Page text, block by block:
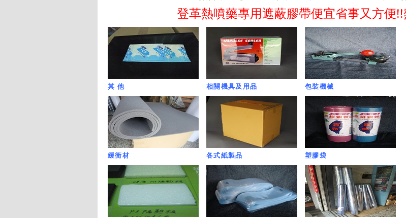
登革熱噴藥專用遮蔽膠帶便宜省事又方便!!熱銷
其 他 相關機具及用品 包裝機械
緩衝材 各式紙製品 塑膠袋